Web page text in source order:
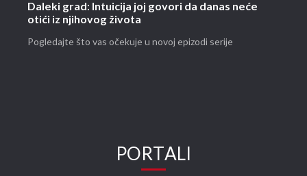
Daleki grad: Intuicija joj govori da danas neće
otići iz njihovog života
Pogledajte što vas očekuje u novoj epizodi serije
PORTALI